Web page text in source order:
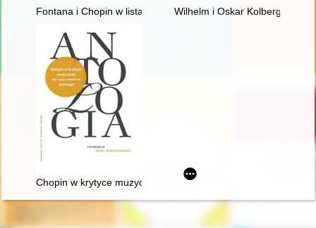
Fontana i Chopin w listach
Wilhelm i Oskar Kolbergowie -
Chopin w krytyce muzycznej (do I wojny światowej). Antologia